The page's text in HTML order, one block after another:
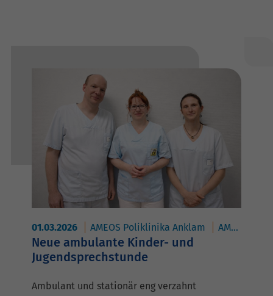
01.03.2026 AMEOS Poliklinika Anklam AMEOS Hanse Klinikum Anklam
Neue ambulante Kinder- und
Jugendsprechstunde
Ambulant und stationär eng verzahnt